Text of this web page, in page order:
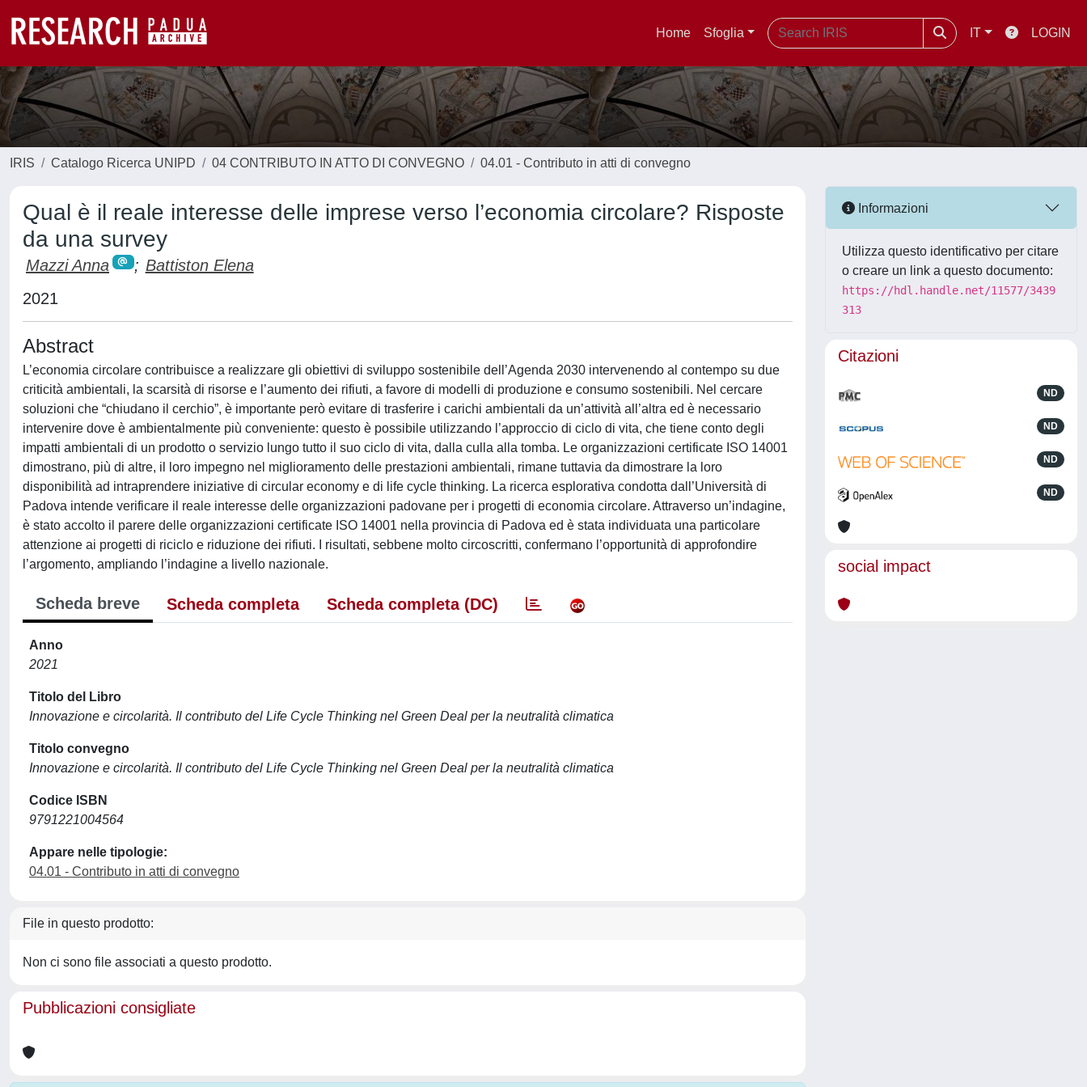
Home Sfoglia IT LOGIN
IRIS Catalogo Ricerca UNIPD 04 CONTRIBUTO IN ATTO DI CONVEGNO 04.01 - Contributo in atti di convegno
Qual è il reale interesse delle imprese verso l’economia circolare? Risposte
da una survey
Mazzi Anna ; Battiston Elena
2021
Abstract
L’economia circolare contribuisce a realizzare gli obiettivi di sviluppo sostenibile dell’Agenda 2030 intervenendo al contempo su due
criticità ambientali, la scarsità di risorse e l’aumento dei rifiuti, a favore di modelli di produzione e consumo sostenibili. Nel cercare
soluzioni che “chiudano il cerchio”, è importante però evitare di trasferire i carichi ambientali da un’attività all’altra ed è necessario
intervenire dove è ambientalmente più conveniente: questo è possibile utilizzando l’approccio di ciclo di vita, che tiene conto degli
impatti ambientali di un prodotto o servizio lungo tutto il suo ciclo di vita, dalla culla alla tomba. Le organizzazioni certificate ISO 14001
dimostrano, più di altre, il loro impegno nel miglioramento delle prestazioni ambientali, rimane tuttavia da dimostrare la loro
disponibilità ad intraprendere iniziative di circular economy e di life cycle thinking. La ricerca esplorativa condotta dall’Università di
Padova intende verificare il reale interesse delle organizzazioni padovane per i progetti di economia circolare. Attraverso un’indagine,
è stato accolto il parere delle organizzazioni certificate ISO 14001 nella provincia di Padova ed è stata individuata una particolare
attenzione ai progetti di riciclo e riduzione dei rifiuti. I risultati, sebbene molto circoscritti, confermano l’opportunità di approfondire
l’argomento, ampliando l’indagine a livello nazionale.
Scheda breve Scheda completa Scheda completa (DC)
Anno
2021
Titolo del Libro
Innovazione e circolarità. Il contributo del Life Cycle Thinking nel Green Deal per la neutralità climatica
Titolo convegno
Innovazione e circolarità. Il contributo del Life Cycle Thinking nel Green Deal per la neutralità climatica
Codice ISBN
9791221004564
Appare nelle tipologie:
04.01 - Contributo in atti di convegno
File in questo prodotto:
Non ci sono file associati a questo prodotto.
Pubblicazioni consigliate
Informazioni
Utilizza questo identificativo per citare
o creare un link a questo documento:
https://hdl.handle.net/11577/3439
313
Citazioni
ND
ND
ND
ND
social impact